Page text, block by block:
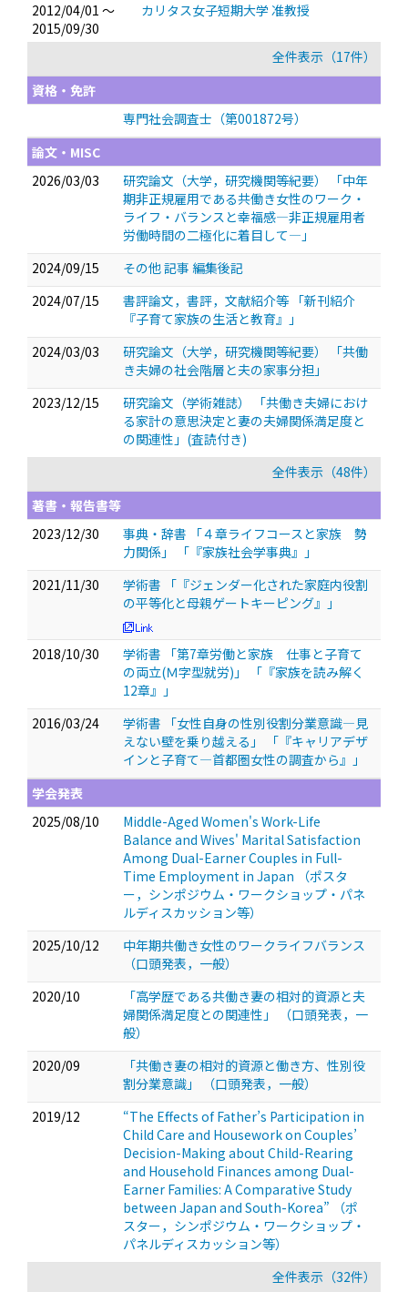
2012/04/01 ～
2015/09/30
カリタス女子短期大学 准教授
全件表示（17件）
資格・免許
専門社会調査士（第001872号）
論文・MISC
2026/03/03
研究論文（大学，研究機関等紀要） 「中年
期非正規雇用である共働き女性のワーク・
ライフ・バランスと幸福感―非正規雇用者
労働時間の二極化に着目して―」
2024/09/15
その他 記事 編集後記
2024/07/15
書評論文，書評，文献紹介等 「新刊紹介
『子育て家族の生活と教育』」
2024/03/03
研究論文（大学，研究機関等紀要） 「共働
き夫婦の社会階層と夫の家事分担」
2023/12/15
研究論文（学術雑誌） 「共働き夫婦におけ
る家計の意思決定と妻の夫婦関係満足度と
の関連性」(査読付き)
全件表示（48件）
著書・報告書等
2023/12/30
事典・辞書 「４章ライフコースと家族 勢
力関係」 「『家族社会学事典』」
2021/11/30
学術書 「『ジェンダー化された家庭内役割
の平等化と母親ゲートキーピング』」
2018/10/30
学術書 「第7章労働と家族 仕事と子育て
の両立(Ｍ字型就労)」 「『家族を読み解く
12章』」
2016/03/24
学術書 「女性自身の性別役割分業意識―見
えない壁を乗り越える」 「『キャリアデザ
インと子育て—首都圏女性の調査から』」
学会発表
2025/08/10
Middle-Aged Women's Work-Life
Balance and Wives' Marital Satisfaction
Among Dual-Earner Couples in Full-
Time Employment in Japan
（ポスタ
ー，シンポジウム・ワークショップ・パネ
ルディスカッション等）
2025/10/12
中年期共働き女性のワークライフバランス
（口頭発表，一般）
2020/10
「高学歴である共働き妻の相対的資源と夫
婦関係満足度との関連性」
（口頭発表，一
般）
2020/09
「共働き妻の相対的資源と働き方、性別役
割分業意識」
（口頭発表，一般）
2019/12
“The Effects of Father’s Participation in
Child Care and Housework on Couples’
Decision-Making about Child-Rearing
and Household Finances among Dual-
Earner Families: A Comparative Study
between Japan and South-Korea”
（ポ
スター，シンポジウム・ワークショップ・
パネルディスカッション等）
全件表示（32件）